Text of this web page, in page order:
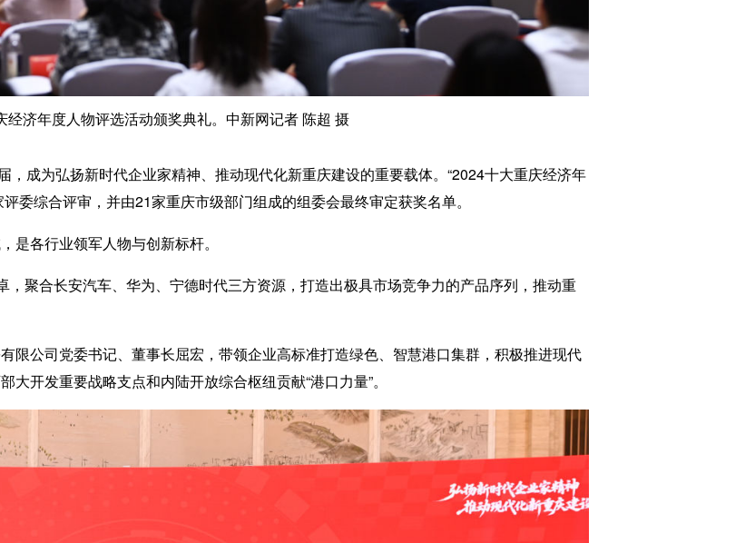
经济年度人物评选活动颁奖典礼。中新网记者 陈超 摄
成为弘扬新时代企业家精神、推动现代化新重庆建设的重要载体。“2024十大重庆经济年
委综合评审，并由21家重庆市级部门组成的组委会最终审定获奖名单。
各行业领军人物与创新标杆。
聚合长安汽车、华为、宁德时代三方资源，打造出极具市场竞争力的产品序列，推动重
公司党委书记、董事长屈宏，带领企业高标准打造绿色、智慧港口集群，积极推进现代
开发重要战略支点和内陆开放综合枢纽贡献“港口力量”。